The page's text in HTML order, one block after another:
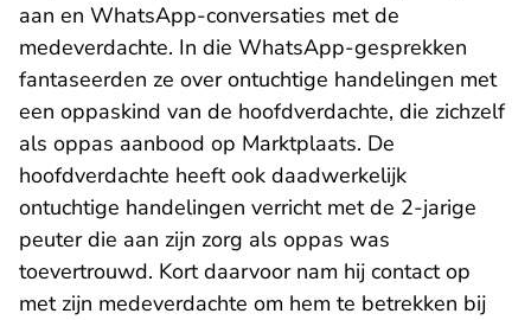
aan en WhatsApp-conversaties met de
medeverdachte. In die WhatsApp-gesprekken
fantaseerden ze over ontuchtige handelingen met
een oppaskind van de hoofdverdachte, die zichzelf
als oppas aanbood op Marktplaats. De
hoofdverdachte heeft ook daadwerkelijk
ontuchtige handelingen verricht met de 2-jarige
peuter die aan zijn zorg als oppas was
toevertrouwd. Kort daarvoor nam hij contact op
met zijn medeverdachte om hem te betrekken bij